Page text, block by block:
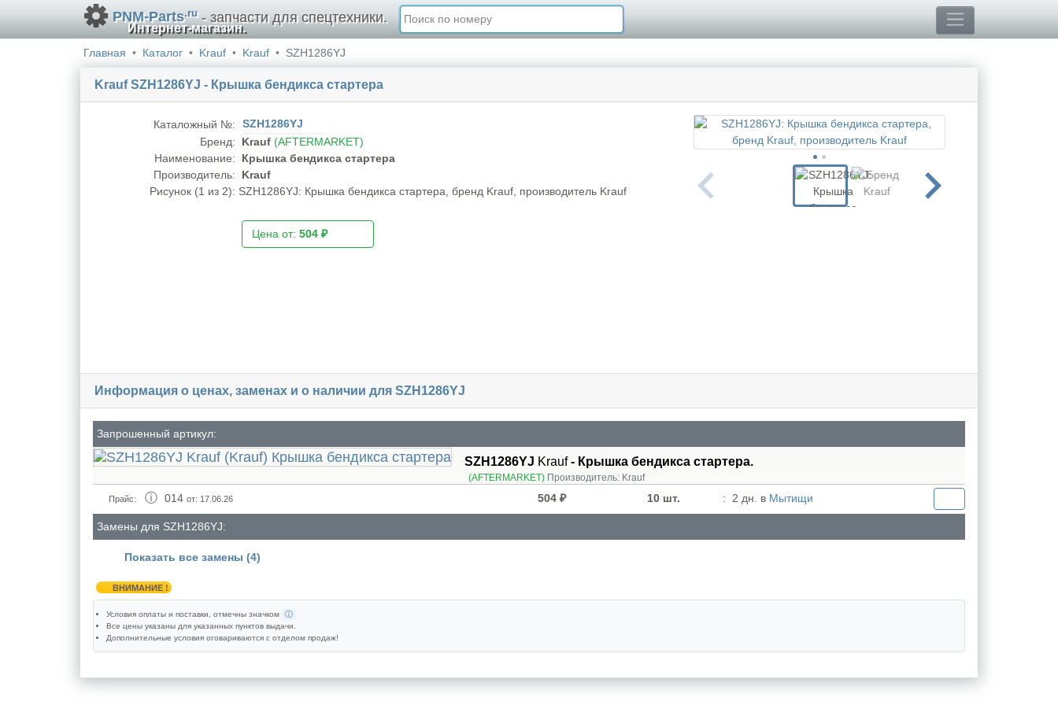
PNM-Parts.ru- запчасти для спецтехники.
Интернет-магазин.
Главная Каталог Krauf Krauf SZH1286YJ
Krauf SZH1286YJ - Крышка бендикса стартера
Каталожный №:
SZH1286YJ
Бренд:
Krauf (AFTERMARKET)
Наименование:
Крышка бендикса стартера
Производитель:
Krauf
Рисунок (1 из 2): SZH1286YJ: Крышка бендикса стартера, бренд Krauf, производитель Krauf
Цена от: 504 ₽
Информация о ценах, заменах и о наличии для SZH1286YJ
Запрошенный артикул:
SZH1286YJ Krauf- Крышка бендикса стартера.
(AFTERMARKET)Производитель: Krauf
Прайс: 014 от: 17.06.26 504 ₽ 10 шт. : 2 дн. в Мытищи
Замены для SZH1286YJ:
Показать все замены (4)
ВНИМАНИЕ !
Условия оплаты и поставки , отмечны значком
ⓘ
Все цены указаны для указанных пунктов выдачи
Дополнительные условия оговариваются с отделом продаж!